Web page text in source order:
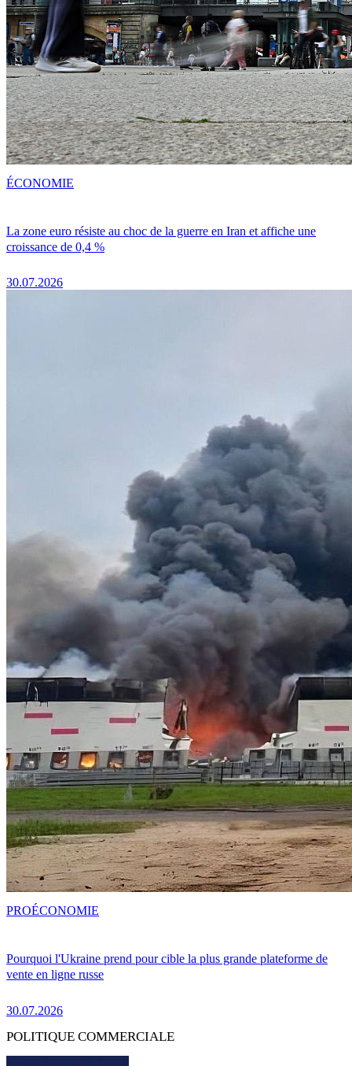
La zone euro résiste au choc de la guerre en Iran et affiche une
croissance de 0,4 %
30.07.2026
ÉCONOMIE
Pourquoi l'Ukraine prend pour cible la plus grande plateforme de
vente en ligne russe
30.07.2026
PROÉCONOMIE
POLITIQUE COMMERCIALE